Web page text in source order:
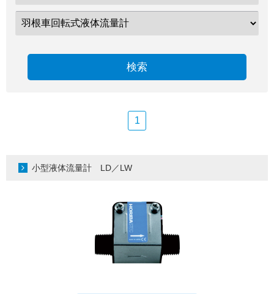
検索
1
小型液体流量計 LD／LW